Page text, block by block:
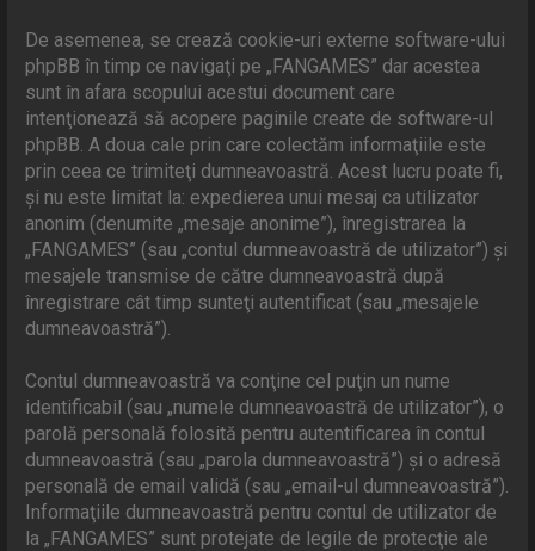
De asemenea, se crează cookie-uri externe software-ului
phpBB în timp ce navigaţi pe „FANGAMES” dar acestea
sunt în afara scopului acestui document care
intenţionează să acopere paginile create de software-ul
phpBB. A doua cale prin care colectăm informaţiile este
prin ceea ce trimiteţi dumneavoastră. Acest lucru poate fi,
şi nu este limitat la: expedierea unui mesaj ca utilizator
anonim (denumite „mesaje anonime”), înregistrarea la
„FANGAMES” (sau „contul dumneavoastră de utilizator”) şi
mesajele transmise de către dumneavoastră după
înregistrare cât timp sunteţi autentificat (sau „mesajele
dumneavoastră”).
Contul dumneavoastră va conţine cel puţin un nume
identificabil (sau „numele dumneavoastră de utilizator”), o
parolă personală folosită pentru autentificarea în contul
dumneavoastră (sau „parola dumneavoastră”) şi o adresă
personală de email validă (sau „email-ul dumneavoastră”).
Informaţiile dumneavoastră pentru contul de utilizator de
la „FANGAMES” sunt protejate de legile de protecţie ale